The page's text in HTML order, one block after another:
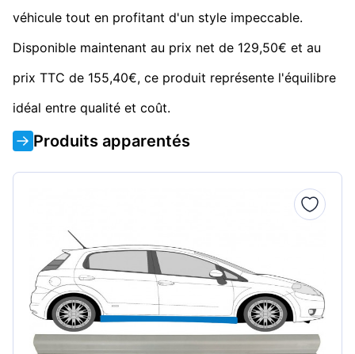
véhicule tout en profitant d'un style impeccable.
Disponible maintenant au prix net de 129,50€ et au
prix TTC de 155,40€, ce produit représente l'équilibre
idéal entre qualité et coût.
Produits apparentés